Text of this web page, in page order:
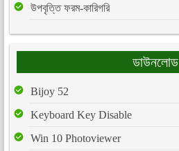
উপবৃত্তি ফরম-কারিগরি
ডাউনলোড
Bijoy 52
Keyboard Key Disable
Win 10 Photoviewer